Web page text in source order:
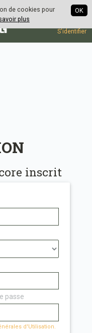
de cookies pour
plus
OK
| en| fr
S'identifier
inscrit
passe
d'Utilisation.